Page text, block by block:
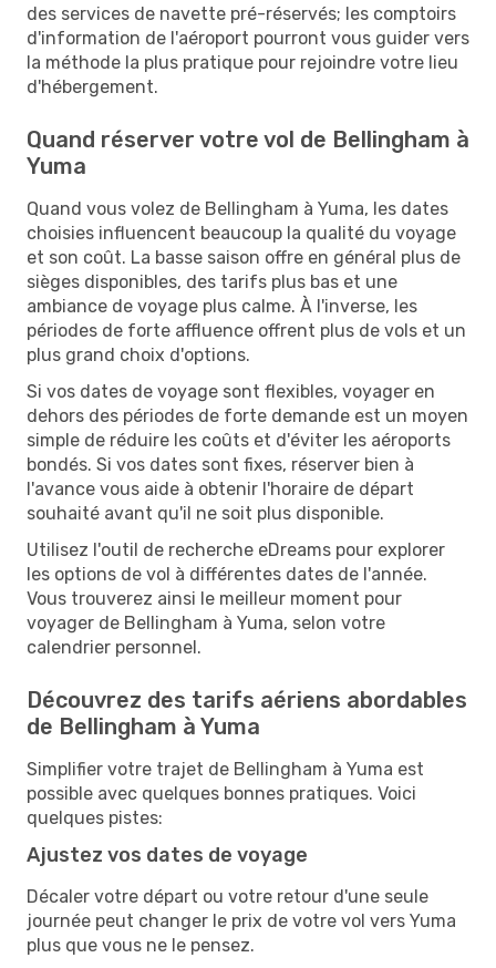
des services de navette pré-réservés; les comptoirs
d'information de l'aéroport pourront vous guider vers
la méthode la plus pratique pour rejoindre votre lieu
d'hébergement.
Quand réserver votre vol de Bellingham à
Yuma
Quand vous volez de Bellingham à Yuma, les dates
choisies influencent beaucoup la qualité du voyage
et son coût. La basse saison offre en général plus de
sièges disponibles, des tarifs plus bas et une
ambiance de voyage plus calme. À l'inverse, les
périodes de forte affluence offrent plus de vols et un
plus grand choix d'options.
Si vos dates de voyage sont flexibles, voyager en
dehors des périodes de forte demande est un moyen
simple de réduire les coûts et d'éviter les aéroports
bondés. Si vos dates sont fixes, réserver bien à
l'avance vous aide à obtenir l'horaire de départ
souhaité avant qu'il ne soit plus disponible.
Utilisez l'outil de recherche eDreams pour explorer
les options de vol à différentes dates de l'année.
Vous trouverez ainsi le meilleur moment pour
voyager de Bellingham à Yuma, selon votre
calendrier personnel.
Découvrez des tarifs aériens abordables
de Bellingham à Yuma
Simplifier votre trajet de Bellingham à Yuma est
possible avec quelques bonnes pratiques. Voici
quelques pistes:
Ajustez vos dates de voyage
Décaler votre départ ou votre retour d'une seule
journée peut changer le prix de votre vol vers Yuma
plus que vous ne le pensez.